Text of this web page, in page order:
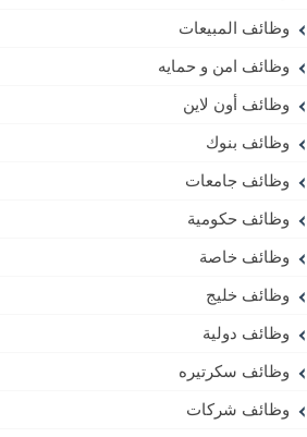
وظائف المبيعات
وظائف امن و حمايه
وظائف أون لاين
وظائف بنوك
وظائف جامعات
وظائف حكومية
وظائف خاصة
وظائف خليج
وظائف دولية
وظائف سكرتيره
وظائف شركات